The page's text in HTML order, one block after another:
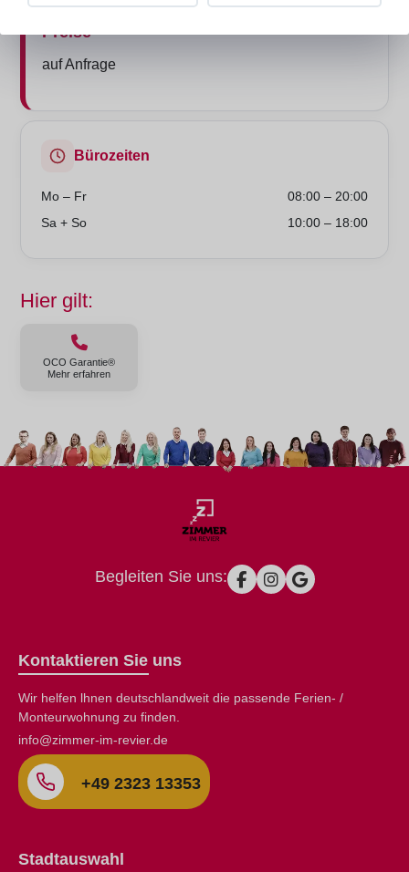
Preise
auf Anfrage
Bürozeiten
Mo – Fr
08:00 – 20:00
Sa + So
10:00 – 18:00
Hier gilt:
OCO Garantie®
Mehr erfahren
Begleiten Sie uns:
Kontaktieren Sie uns
Wir helfen lhnen deutschlandweit die passende Ferien- /
Monteurwohnung zu finden.
info@zimmer-im-revier.de
+49 2323 13353
Stadtauswahl